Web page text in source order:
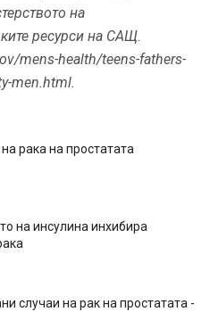
на
ресурси на САЩ.
mens-health/teens-fathers-
men.html.
рака на простатата
на инсулина инхибира
случаи на рак на простатата -